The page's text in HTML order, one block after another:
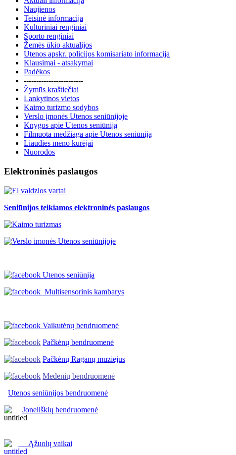
Naujienos
Teisinė informacija
Kultūriniai renginiai
Sporto renginiai
Žemės ūkio aktualijos
Utenos apskr. policijos komisariato informacija
Klausimai - atsakymai
Padėkos
------------------------
Žymūs kraštiečiai
Lankytinos vietos
Kaimo turizmo sodybos
Verslo įmonės Utenos seniūnijoje
Knygos apie Utenos seniūniją
Filmuota medžiaga apie Utenos seniūniją
Liaudies meno kūrėjai
Nuorodos
Elektroninės paslaugos
Seniūnijos teikiamos elektroninės paslaugos
Utenos seniūnija
Multisensorinis kambarys
Vaikutėnų bendruomenė
Pačkėnų bendruomenė
Pačkėnų Raganų muziejus
Medenių bendruomenė
Utenos seniūnijos bendruomenė
Joneliškių bendruomenė
Ąžuolų vaikai